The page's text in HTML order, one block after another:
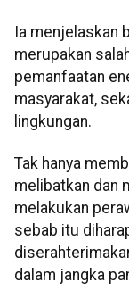
Ia menjelaskan
merupakan
pemanfaatan
masyarakat,
lingkungan.
Tak hanya
melibatkan dan
melakukan
sebab itu
dalam jangka